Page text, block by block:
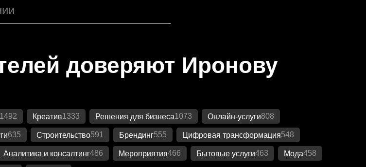
доверяют Иронову
1492 Креатив1333 Решения для бизнеса1073 Онлайн-услуги808
635 Строительство591 Брендинг555 Цифровая трансформация548
Аналитика и консалтинг486 Мероприятия466 Бытовые услуги463 Мода458